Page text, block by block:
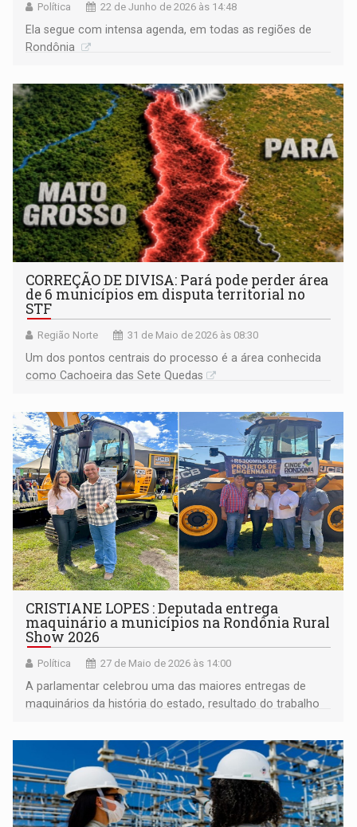
Política 22 de Junho de 2026 às 14:48
Ela segue com intensa agenda, em todas as regiões de
Rondônia
CORREÇÃO DE DIVISA: Pará pode perder área
de 6 municípios em disputa territorial no
STF
Região Norte 31 de Maio de 2026 às 08:30
Um dos pontos centrais do processo é a área conhecida
como Cachoeira das Sete Quedas
CRISTIANE LOPES : Deputada entrega
maquinário a municípios na Rondônia Rural
Show 2026
Política 27 de Maio de 2026 às 14:00
A parlamentar celebrou uma das maiores entregas de
maquinários da história do estado, resultado do trabalho
emendas destinadas por seu mandato